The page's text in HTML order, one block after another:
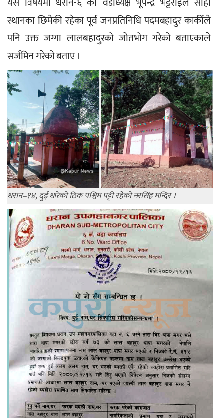
स्थानका छिमेकी रहेका पूर्व जनप्रतिनिधि पदमबहादुर कार्कीले
पनि उक्त जग्गा लालबहादुरको जोतभोग गरेको बताएकाले
सर्जमिन गरेको बताए ।
धरान–१४, दुई धारेको ठिक पश्चिम पट्टी रहेको नरसिंह मन्दिर ।